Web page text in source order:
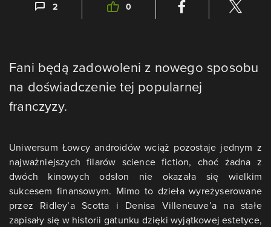
2 0
Fani będą zadowoleni z nowego sposobu
na doświadczenie tej popularnej
franczyzy.
Uniwersum Łowcy androidów wciąż pozostaje jednym z
najważniejszych filarów science fiction, choć żadna z
dwóch kinowych odsłon nie okazała się wielkim
sukcesem finansowym. Mimo to dzieła wyreżyserowane
przez Ridley’a Scotta i Denisa Villeneuve’a na stałe
zapisały się w historii gatunku dzięki wyjątkowej estetyce,